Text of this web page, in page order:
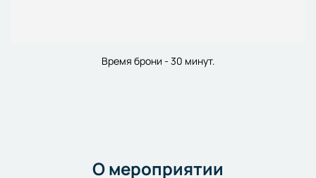
Время брони - 30 минут.
О мероприятии